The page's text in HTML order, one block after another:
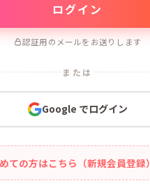
認証用のメールをお送りします
または
Google でログイン
ての方はこちら（新規会員登録）